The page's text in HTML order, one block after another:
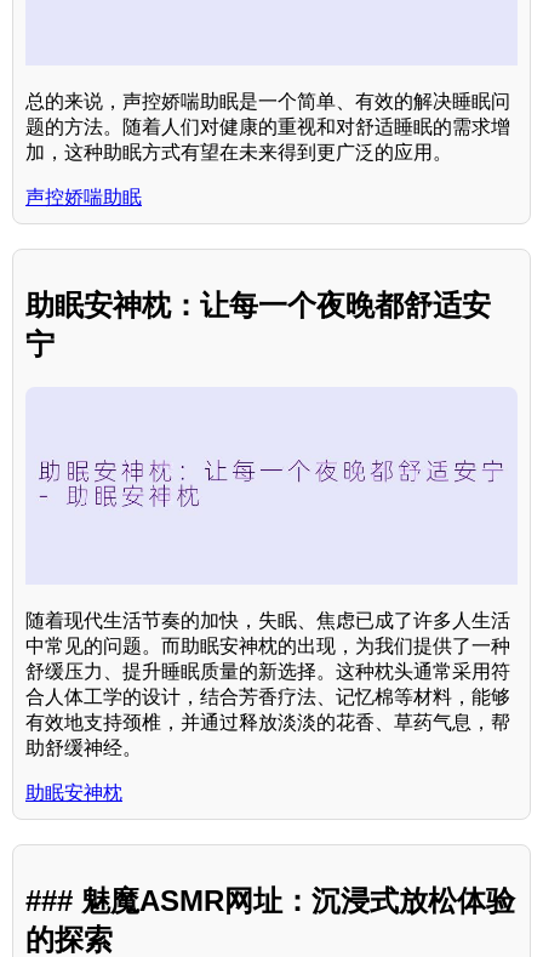
总的来说，声控娇喘助眠是一个简单、有效的解决睡眠问
题的方法。随着人们对健康的重视和对舒适睡眠的需求增
加，这种助眠方式有望在未来得到更广泛的应用。
声控娇喘助眠
助眠安神枕：让每一个夜晚都舒适安
宁
随着现代生活节奏的加快，失眠、焦虑已成了许多人生活
中常见的问题。而助眠安神枕的出现，为我们提供了一种
舒缓压力、提升睡眠质量的新选择。这种枕头通常采用符
合人体工学的设计，结合芳香疗法、记忆棉等材料，能够
有效地支持颈椎，并通过释放淡淡的花香、草药气息，帮
助舒缓神经。
助眠安神枕
### 魅魔ASMR网址：沉浸式放松体验
的探索